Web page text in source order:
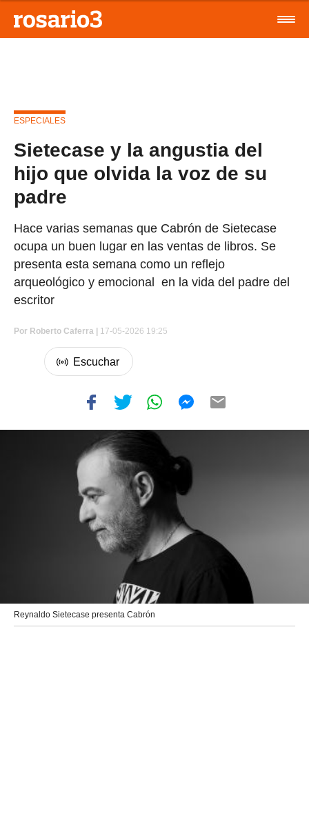
ESPECIALES
Sietecase y la angustia del
hijo que olvida la voz de su
padre
Hace varias semanas que Cabrón de Sietecase
ocupa un buen lugar en las ventas de libros. Se
presenta esta semana como un reflejo
arqueológico y emocional en la vida del padre del
escritor
Por Roberto Caferra | 17-05-2026 19:25
Reynaldo Sietecase presenta Cabrón